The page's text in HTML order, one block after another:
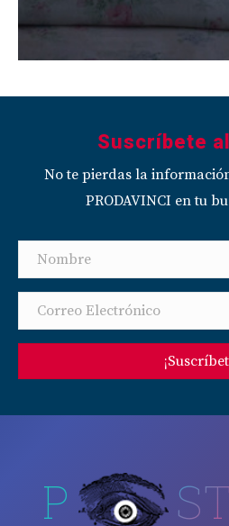
Suscríbete
No te pierdas la
PRODAVINCI en tu
P